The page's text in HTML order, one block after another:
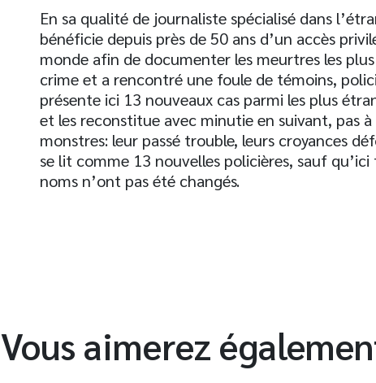
En sa qualité de journaliste spécialisé dans
bénéficie depuis près de 50 ans d’un accès
monde afin de documenter les meurtres les
crime et a rencontré une foule de témoins,
présente ici 13 nouveaux cas parmi les plus
et les reconstitue avec minutie en suivant, pas
monstres: leur passé trouble, leurs croyances
se lit comme 13 nouvelles policières, sauf
noms n’ont pas été changés.
Vous aimerez